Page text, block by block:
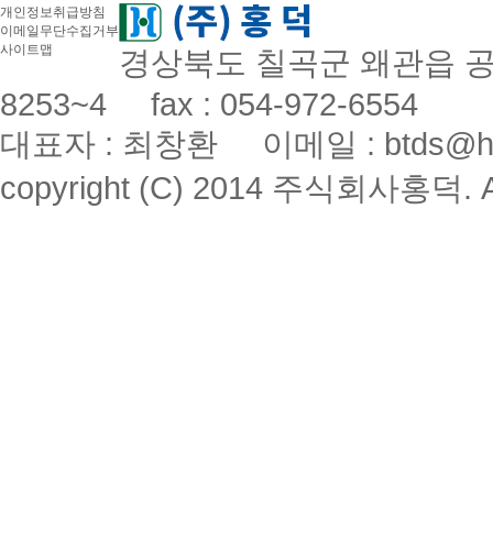
개인정보취급방침
이메일무단수집거부
사이트맵
경상북도 칠곡군 왜관읍
8253~4 fax : 054-972-6554
대표자 : 최창환 이메일 :
copyright (C) 2014 주식회사홍덕.